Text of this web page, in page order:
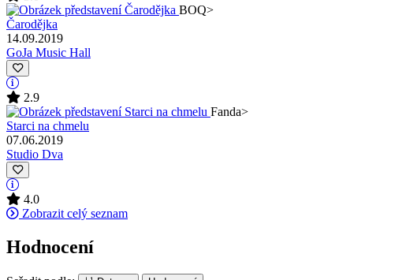
BOQ>
Čarodějka
14.09.2019
GoJa Music Hall
2.9
Fanda>
Starci na chmelu
07.06.2019
Studio Dva
4.0
Zobrazit celý seznam
Hodnocení